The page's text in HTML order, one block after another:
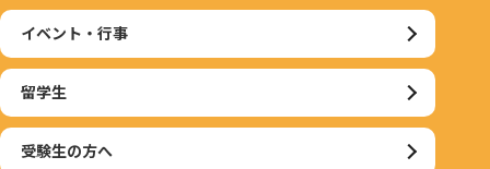
イベント・行事
留学生
受験生の方へ